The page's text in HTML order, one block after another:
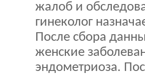
жалоб и
гинеколог
После сбора
женские
эндометриоза.